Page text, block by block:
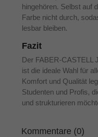
hingehören. Selbst auf
Farbe nicht durch,
lesbar bleiben.
Fazit
Der FABER-CASTELL
ist die ideale Wahl für
Komfort und Qualität
Studenten und Profis,
und strukturieren
Kommentare (0)